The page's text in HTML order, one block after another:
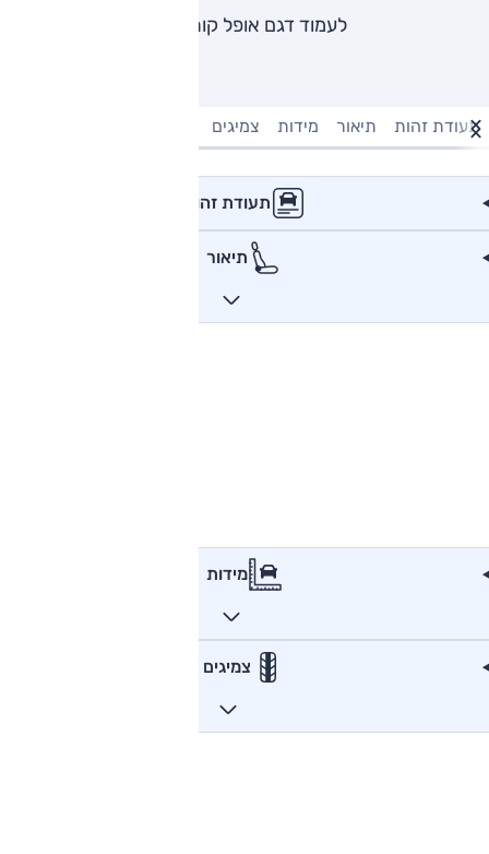
לעמוד דגם אופל קורסה
תעודת זהות תיאור מידות צמיגים
תעודת זהות
תיאור
מידות
צמיגים